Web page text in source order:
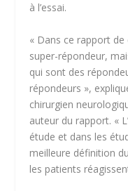
à l’essai.
« Dans ce rapport
super-répondeur,
qui sont des
répondeurs »,
chirurgien
auteur du rapport. «
étude et dans les
meilleure définition
les patients